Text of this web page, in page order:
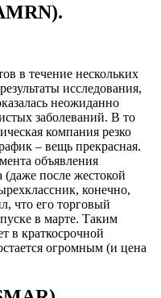
в течение нескольких
исследования,
неожиданно
заболеваний. В то
компания резко
– вещь прекрасная.
объявления
(даже после жестокой
конечно,
что его торговый
в марте. Таким
в краткосрочной
огромным (и цена